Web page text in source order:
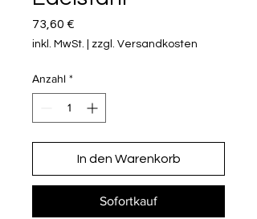
73,60 €
inkl. MwSt. zzgl. Versandkosten
Anzahl *
In den Warenkorb
Sofortkauf